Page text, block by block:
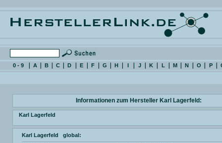
0 - 9 A B C D E F G H I J K L M N O P
Informationen zum Hersteller Karl Lagerfeld:
Karl Lagerfeld
Karl Lagerfeld global: